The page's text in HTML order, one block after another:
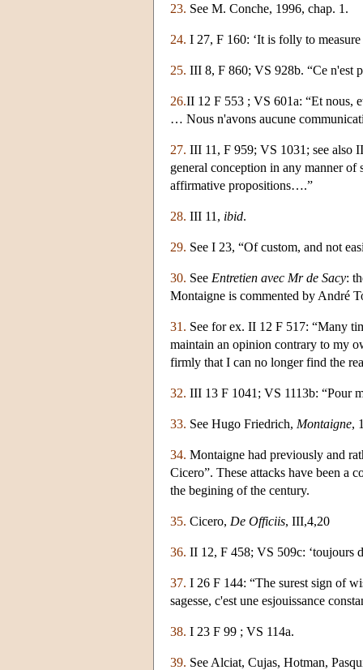
23. See M. Conche, 1996, chap. 1.
24. I 27, F 160: ‘It is folly to
25. III 8, F 860; VS 928b. “Ce n'est
26.II 12 F 553 ; VS 601a: “Et nous,
… Nous n'avons aucune
27. III 11, F 959; VS 1031; see also
general conception in any manner
affirmative propositions….”
28. III 11, ibid.
29. See I 23, “Of custom, and not
30. See Entretien avec Mr de Sacy:
Montaigne is commented by André
31. See for ex. II 12 F 517: “Many
maintain an opinion contrary to my
firmly that I can no longer find the
32. III 13 F 1041; VS 1113b: “Pour
33. See Hugo Friedrich, Montaigne,
34. Montaigne had previously and
Cicero”. These attacks have been a
the begining of the century.
35. Cicero, De Officiis, III,4,20
36. II 12, F 458; VS 509c: ‘toujours
37. I 26 F 144: “The surest sign of
sagesse, c'est une esjouissance
38. I 23 F 99 ; VS 114a.
39. See Alciat, Cujas, Hotman,